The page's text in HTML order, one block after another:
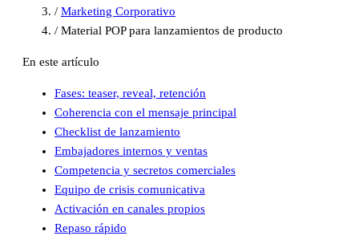
/ Marketing Corporativo
/ Material POP para lanzamientos de producto
En este artículo
Fases: teaser, reveal, retención
Coherencia con el mensaje principal
Checklist de lanzamiento
Embajadores internos y ventas
Competencia y secretos comerciales
Equipo de crisis comunicativa
Activación en canales propios
Repaso rápido